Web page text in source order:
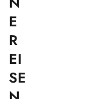
E
R
EI
SE